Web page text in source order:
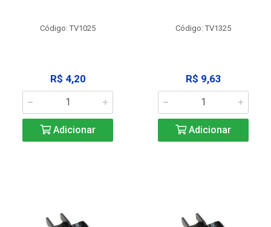
Código: TV1025
R$ 4,20
Adicionar
Código: TV1325
R$ 9,63
Adicionar